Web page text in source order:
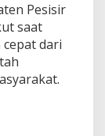
Pesisir
saat
dari